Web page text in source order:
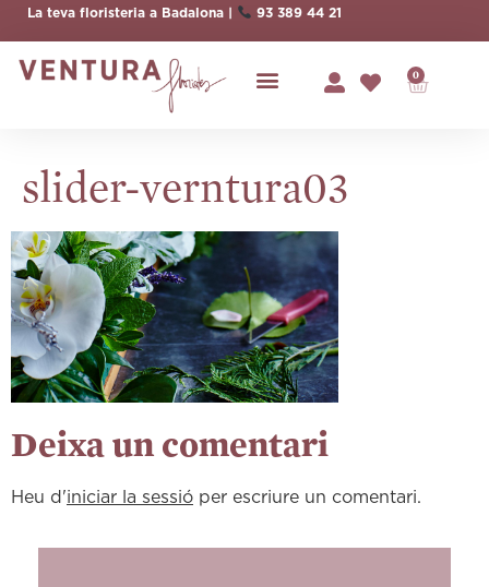
La teva floristeria a Badalona | 93 389 44 21
0
slider-verntura03
Deixa un comentari
Heu d'iniciar la sessió per escriure un comentari.